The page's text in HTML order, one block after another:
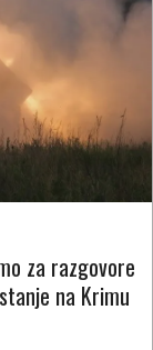
za razgovore
na Krimu